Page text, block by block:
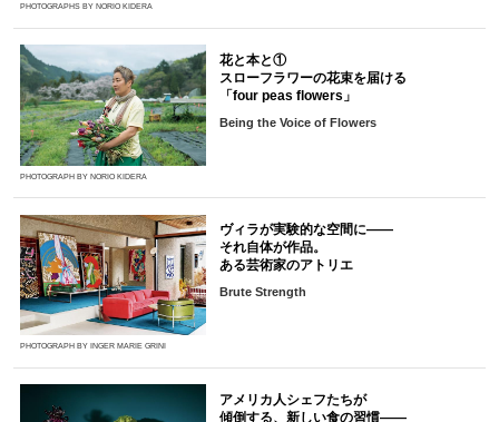
PHOTOGRAPHS BY NORIO KIDERA
PHOTOGRAPH BY NORIO KIDERA
花と本と①
スローフラワーの花束を届ける
「four peas flowers」
Being the Voice of Flowers
PHOTOGRAPH BY INGER MARIE GRINI
ヴィラが実験的な空間に――
それ自体が作品。
ある芸術家のアトリエ
Brute Strength
アメリカ人シェフたちが
傾倒する、新しい食の習慣――